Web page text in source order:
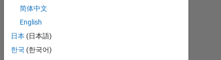
RANG
183
简体中文
English
日本 (日本語)
한국 (한국어)